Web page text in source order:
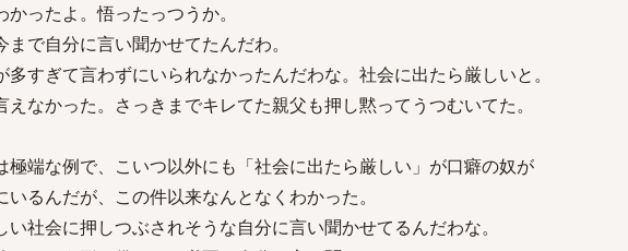
かったよ。悟ったっつうか。
まで自分に言い聞かせてたんだわ。
多すぎて言わずにいられなかったんだわな。社会に出たら厳しいと。
えなかった。さっきまでキレてた親父も押し黙ってうつむいてた。
極端な例で、こいつ以外にも「社会に出たら厳しい」が口癖の奴が
いるんだが、この件以来なんとなくわかった。
い社会に押しつぶされそうな自分に言い聞かせてるんだわな。